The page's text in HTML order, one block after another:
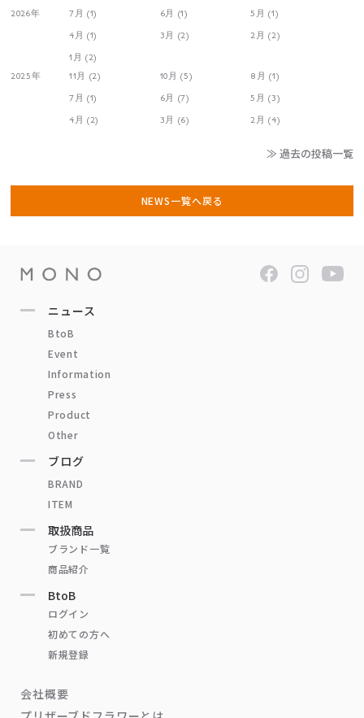
2026年 7月 (1) 6月 (1)
5月 (1)
4月 (1)
3月 (2)
2月 (2)
1月 (2)
2025年
11月 (2) 10月 (5)
8月 (1)
7月 (1)
6月 (7)
5月 (3)
4月 (2)
3月 (6) 2月 (4)
≫ 過去の投稿一覧
NEWS一覧へ戻る
ニュース
BtoB
Event
Information
Press
Product
Other
ブログ
BRAND
ITEM
取扱商品
ブランド一覧
商品紹介
BtoB
ログイン
初めての方へ
新規登録
会社概要